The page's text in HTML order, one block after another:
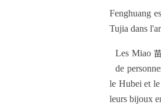
Fenghuang
Tujia dans
Les Miao
de
le Hubei et le
leurs bijoux